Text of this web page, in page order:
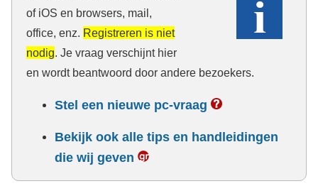
of iOS en browsers, mail,
office, enz. Registreren is niet
nodig. Je vraag verschijnt hier
en wordt beantwoord door andere bezoekers.
Stel een nieuwe pc-vraag
Bekijk ook alle tips en handleidingen
die wij geven